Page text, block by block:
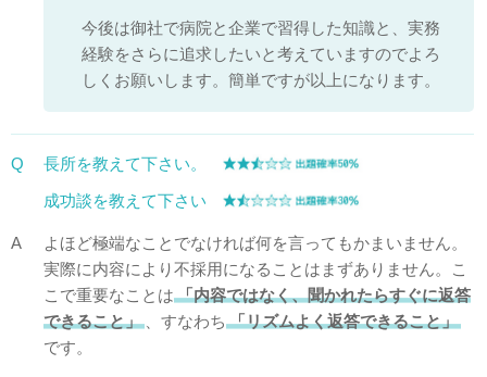
今後は御社で病院と企業で習得した知識と、実務
経験をさらに追求したいと考えていますのでよろ
しくお願いします。簡単ですが以上になります。
Q
長所を教えて下さい。
成功談を教えて下さい
A
よほど極端なことでなければ何を言ってもかまいません。
実際に内容により不採用になることはまずありません。こ
こで重要なことは 「内容ではなく、聞かれたらすぐに返答
できること」、すなわち 「リズムよく返答できること」
です。